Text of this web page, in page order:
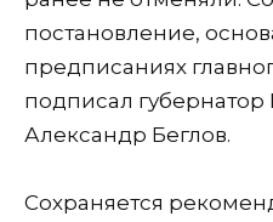
постановление,
предписаниях
подписал губернатор
Александр Беглов.
Сохраняется